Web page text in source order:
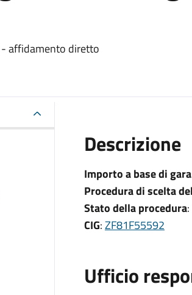
affidamento diretto
Descrizione
Importo a base di gara
Procedura di scelta
Stato della procedura
CIG:ZF81F55592
Ufficio